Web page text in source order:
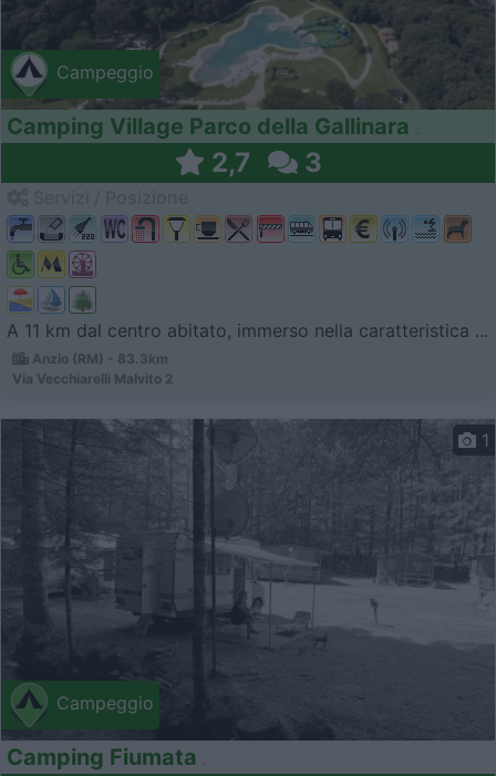
Campeggio
Camping Village Parco della Gallinara
2,7 3
A 11 km dal centro abitato, immerso nella caratteristica ...
Anzio (RM) - 83.3km
Via Vecchiarelli Malvito 2
Campeggio
1
Camping Fiumata